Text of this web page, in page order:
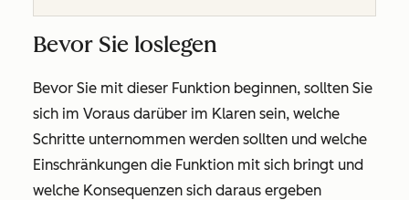
Bevor Sie loslegen
Bevor Sie mit dieser Funktion beginnen, sollten Sie
sich im Voraus darüber im Klaren sein, welche
Schritte unternommen werden sollten und welche
Einschränkungen die Funktion mit sich bringt und
welche Konsequenzen sich daraus ergeben